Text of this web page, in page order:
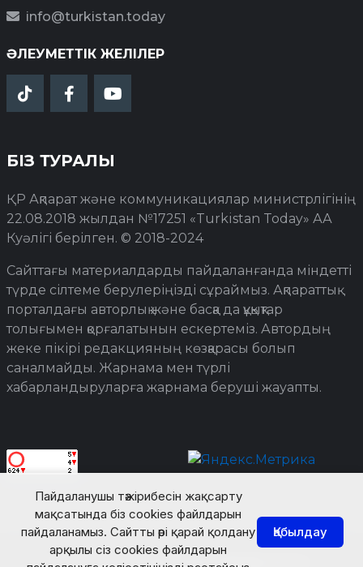
Пайдаланушы тәжірибесін жақсарту
мақсатында біз cookies файлдарын
пайдаланамыз. Сайтты әрі қарай қолдану
арқылы сіз cookies файлдарын
Қабылдау
info@turkistan.today
ӘЛЕУМЕТТІК ЖЕЛІЛЕР
БІЗ ТУРАЛЫ
ҚР Ақпарат және коммуникациялар министрлігінің
22.08.2018 жылдан №17251 «Turkistan Today» АА
Куәлігі берілген. © 2018-2024
Сайттағы материалдарды пайдаланғанда міндетті
түрде сілтеме берулеріңізді сұраймыз. Ақпараттық
порталдағы авторлық және басқа да құқықтар
толығымен қорғалатынын ескертеміз. Автордың
жеке пікірі редакцияның көзқарасы болып
саналмайды. Жарнама мен түрлі
хабарландыруларға жарнама беруші жауапты.
© Turkistan Today. Барлық құқық қорғалған.